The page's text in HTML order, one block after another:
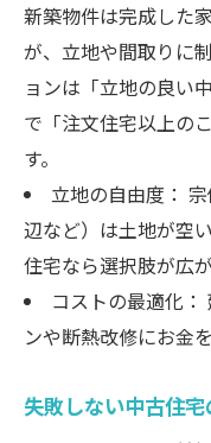
まとめ：宗像
新築物件は完成した
が、立地や間取りに
ョンは「立地の良い
で「注文住宅以上の
す。
立地の自由度：
辺など）は土地が空
住宅なら選択肢が広が
コストの最適化
ンや断熱改修にお金
失敗しない中古住